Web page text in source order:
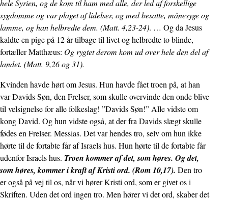
hele Syrien, og de kom til ham med alle, der led af forskellige
sygdomme og var plaget af lidelser, og med besatte, månesyge og
lamme, og han helbredte dem. (Matt. 4,23-24). … Og da Jesus
kaldte en pige på 12 år tilbage til livet og helbredte to blinde,
fortæller Matthæus: Og rygtet derom kom ud over hele den del af
landet. (Matt. 9,26 og 31).
Kvinden havde hørt om Jesus. Hun havde fået troen på, at han
var Davids Søn, den Frelser, som skulle overvinde den onde blive
til velsignelse for alle folkeslag! ”Davids Søn!” Alle vidste om
kong David. Og hun vidste også, at der fra Davids slægt skulle
fødes en Frelser. Messias. Det var hendes tro, selv om hun ikke
hørte til de fortabte får af Israels hus. Hun hørte til de fortabte får
udenfor Israels hus. Troen kommer af det, som høres. Og det,
som høres, kommer i kraft af Kristi ord. (Rom 10,17). Den tro
er også på vej til os, når vi hører Kristi ord, som er givet os i
Skriften. Uden det ord ingen tro. Men hører vi det ord, skaber det